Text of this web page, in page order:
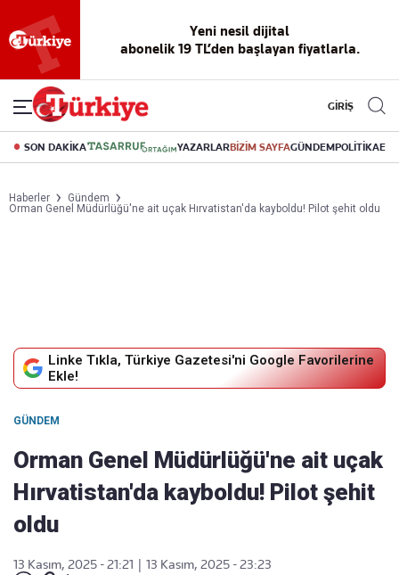
okuma
deneyimi
dijital arşiv
Akıllı haber
asistanı
Eski gazeteleri
indirme
canlı soru
cevap
GİRİŞ
SON DAKİKA YAZARLARBİZİM SAYFAGÜNDEMPOLİTİKA
Haberler
Gündem
Orman Genel Müdürlüğü'ne ait uçak Hırvatistan'da kayboldu! Pilot şehit oldu
Linke Tıkla, Türkiye Gazetesi'ni Google Favorilerine
Ekle!
GÜNDEM
Orman Genel Müdürlüğü'ne ait uçak
Hırvatistan'da kayboldu! Pilot şehit
oldu
13 Kasım, 2025 - 21:21
13 Kasım, 2025 - 23:23